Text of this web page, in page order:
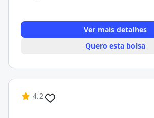
Ver mais detalhes
Quero esta bolsa
4.2